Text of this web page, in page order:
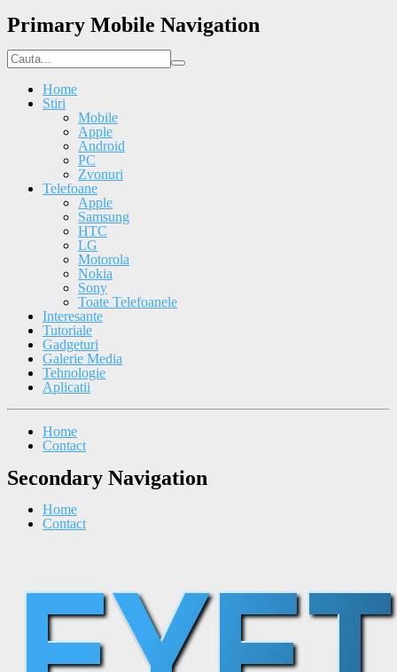
Primary Mobile Navigation
Home
Stiri
Mobile
Apple
Android
PC
Zvonuri
Telefoane
Apple
Samsung
HTC
LG
Motorola
Nokia
Sony
Toate Telefoanele
Interesante
Tutoriale
Gadgeturi
Galerie Media
Tehnologie
Aplicatii
Home
Contact
Secondary Navigation
Home
Contact